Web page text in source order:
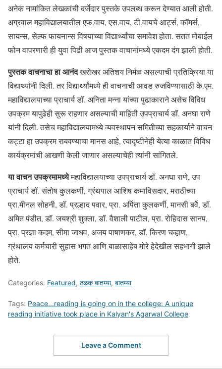
अनेक नामांकित लेखकांची दर्जेदार पुस्तके उपलब्ध करून देण्यात आली होती.
अग्रवाल महाविद्यालयातील एफ.वाय, एस.वाय, टी.वायचे आर्ट्स, कॉमर्स,
सायन्स, सेल्फ फायनान्स विषयाच्या विद्यार्थ्यांचा समावेश होता. सतत मोबाईल
फोन वापरणारी ही युवा पिढी आज पुस्तक वाचानांमध्ये एकदम दंग झाली होती.
पुस्तक वाचनाचा हा आनंदखरोखर अतिशय निर्मळ असल्याची प्रतिक्रिया या
विद्यार्थ्यांनी दिली. तर विद्यार्थ्यांमध्ये ही वाचनाची आवड रुजविण्यासाठी के.एम.
महाविद्यालयाच्या प्राचार्य डॉ. अनिता मन्ना यांच्या पुढाकाराने असेच विविध
उपक्रम यापुढेही सुरू राहणार असल्याची माहिती उपप्राचार्य डॉ. अनघा राणे
यांनी दिली. तसेच महाविद्यालयामध्ये व्यवस्थापन समितीच्या सहकार्याने वाचन
कट्टा हा उपक्रम राबवण्याचा मानस आहे, त्यादृष्टीनेही येत्या काळात विविध
कार्यक्रमांची आखणी केली जाणार असल्याचेही त्यांनी सांगितले.
या वाचन उपक्रमामध्येमहाविद्यालयाच्या उपप्राचार्य डॉ. अनघा राणे, उप
प्राचार्य डॉ. संतोष कुलकर्णी, ग्रंथपाल आशिष कमाविसदार, मराठीच्या
प्रा.मीनल सोहनी, डॉ. प्रल्हाद पवार, प्रा. अर्पिता कुलकर्णी, मानसी बर्वे, डॉ.
अमित पंडीत, डॉ. जयश्री शुक्ला, डॉ. वैशाली पाटील, प्रा. रोहिदास सानप,
प्रा. प्रज्ञा कदम, सीमा जाधव, अजय पाषाणकर, डॉ. किरण चव्हाण,
ग्रंथालय कर्मचारी सुहास भगत आणि बाळासाहेब मोरे हेदेखील सहभागी झाले
होते.
Categories: Featured, ठळक बातम्या, बातम्या
Tags: Peace...reading is going on in the college: A unique
reading initiative took place in Kalyan's Agarwal College
Leave a Comment